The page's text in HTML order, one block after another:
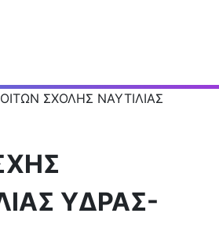
ΣΧΟΛΗΣ ΝΑΥΤΙΛΙΑΣ
ΥΔΡΑΣ-